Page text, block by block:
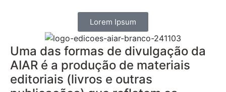
Lorem Ipsum
Uma das formas de divulgação da
AIAR é a produção de materiais
editoriais (livros e outras